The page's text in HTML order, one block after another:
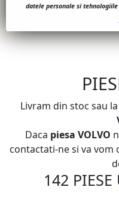
datele personale si
Livram din stoc sau
Daca piesa VOLVO
contactati-ne si va
142 PIESE